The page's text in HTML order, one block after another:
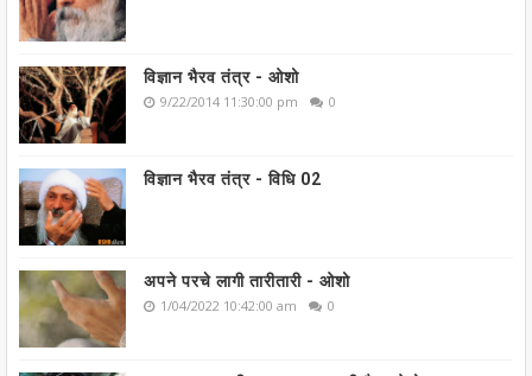
विज्ञान भैरव तंत्र - ओशो
9/22/2014 11:30:00 pm 0
विज्ञान भैरव तंत्र - विधि 02
अपने परचे लागी तारीतारी - ओशो
1/04/2022 10:42:00 am 0